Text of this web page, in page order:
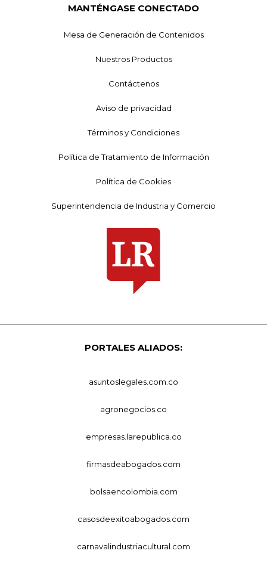
MANTÉNGASE CONECTADO
Mesa de Generación de Contenidos
Nuestros Productos
Contáctenos
Aviso de privacidad
Términos y Condiciones
Política de Tratamiento de Información
Política de Cookies
Superintendencia de Industria y Comercio
PORTALES ALIADOS:
asuntoslegales.com.co
agronegocios.co
empresas.larepublica.co
firmasdeabogados.com
bolsaencolombia.com
casosdeexitoabogados.com
carnavalindustriacultural.com